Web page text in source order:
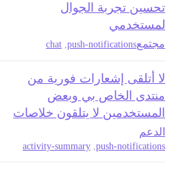
تحسين تجربة الجوال
لمستخدمي
مجتمعpush-notifications
chat
لا أتلقى إشعارات فورية من
منتدى الخاص بي وبعض
المستخدمين لا يتلقون خلاصات
الدعم
push-notifications
,
activity-summary